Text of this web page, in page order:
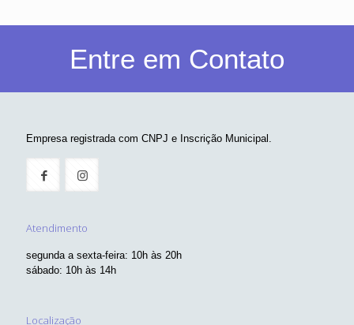
Entre em Contato
Empresa registrada com CNPJ e Inscrição Municipal.
Atendimento
segunda a sexta-feira: 10h às 20h
sábado: 10h às 14h
Localização